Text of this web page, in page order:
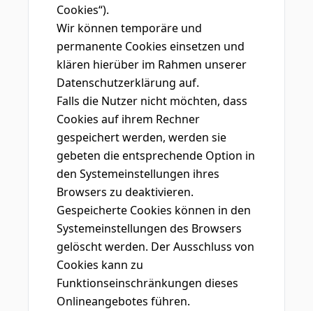
Cookies“).
Wir können temporäre und
permanente Cookies einsetzen und
klären hierüber im Rahmen unserer
Datenschutzerklärung auf.
Falls die Nutzer nicht möchten, dass
Cookies auf ihrem Rechner
gespeichert werden, werden sie
gebeten die entsprechende Option in
den Systemeinstellungen ihres
Browsers zu deaktivieren.
Gespeicherte Cookies können in den
Systemeinstellungen des Browsers
gelöscht werden. Der Ausschluss von
Cookies kann zu
Funktionseinschränkungen dieses
Onlineangebotes führen.